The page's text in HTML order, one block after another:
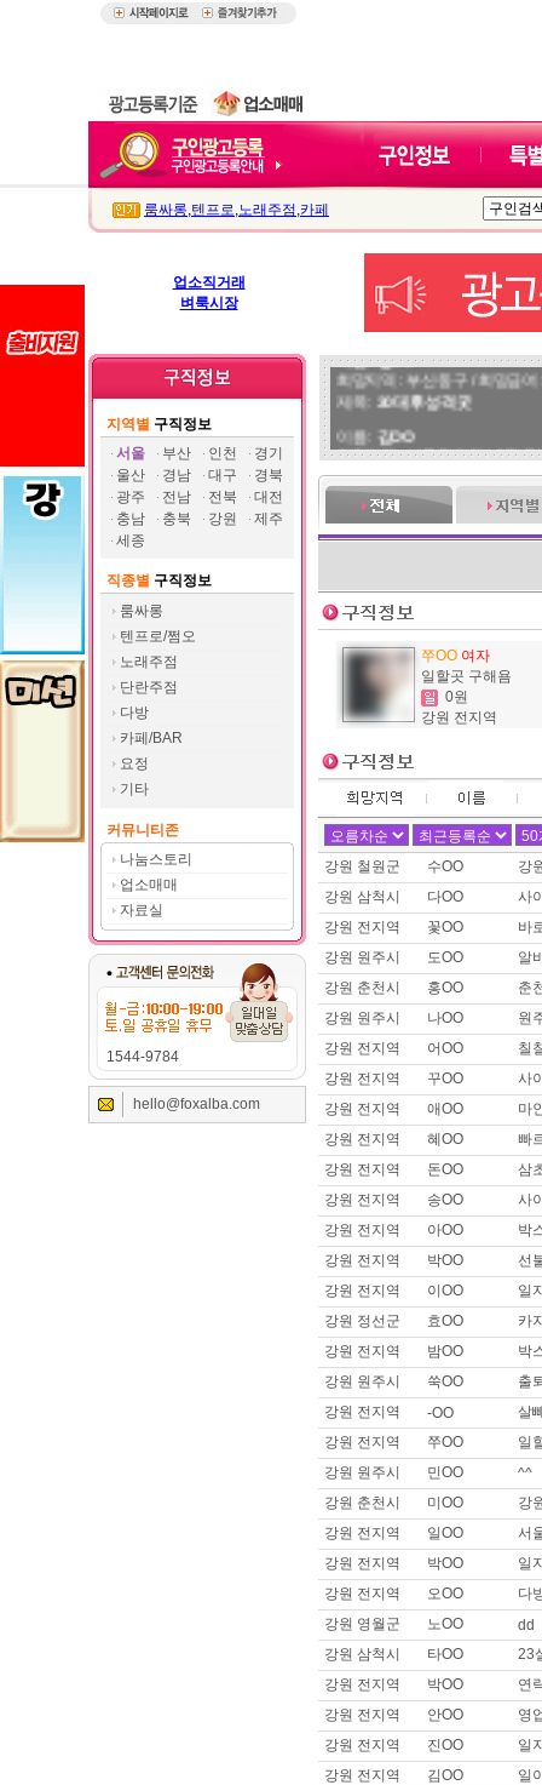
룸싸롱,텐프로,노래주점 ,카페
업소직거래
벼룩시장
지역별 구직정보
서울
부산 인천
경기
울산
경남 대구
경북
광주
전남 전북
대전
충남
충북 강원
제주
세종
직종별 구직정보
룸싸롱
텐프로/쩜오
노래주점
단란주점
다방
카페/BAR
요정
기타
커뮤니티존
나눔스토리
업소매매
자료실
1544-9784
hello@foxalba.com
이름 :정OO
희망지역 : 부산 동구 / 희망급
제목 : 30대후 성격굿
이름 : 김OO
희망지역 : 서울 전지역 / 희망
제목 :말 잘하는 77사이즈 모던
이름 :쿠OO
희망지역 : 서울 전지역 / 희망
희망지역 : 경기 고양시 / 희망
제목 : 여장시디 필요하신분 찾
이름 :두OO
희망지역 : 경기 수원시 / 희망
유흥쪽,밤일,운적일자리
희망지역 : 전남 신안군 / 희망
제목 :신안 다방
희망지역 : 전남 신안군 / 희망
제목 :다방일 구해요.
이름 :예OO
희망지역 : 경남 전지역 / 희망
제목 :애교많은 >_<예리 !! 열
이름 :덴OO
희망지역 : 서울 강남구 / 희망
제목 :센스넘치는 이십대 실장,
이름 :토OO
희망지역 : 경기 화성시 / 희망
제목 :구인구직합니다
이름 : 이OO
희망지역 : 서울 전지역 / 희망
제목 :안녕하세요
이름 :고OO
희망지역 : 경기 안산시 / 희망
제목 :사이즈 큰데 일 가능할까
이름 : 이OO
희망지역 : 경기 수원시 / 희망
제목 :자차 // 운전 실장 합니다
이름 :SOO
희망지역 : 경기 수원시 / 희망
제목 :안녕하세요
이름 :
세OO
희망지역 : 서울 강남구 / 희망
제목 :자차보유로 할수있는 일
이름 :트OO
희망지역 : 서울 전지역 / 희망
제목 :트젠선희
이름 :쇠OO
희망지역 : 서울 강서구 / 희망
제목 :매니저,실장급으로 구직
이름 :일OO
희망지역 : 부산 북구 / 희망급
제목 : 부산이구~일자리구해욥
이름 :으OO
희망지역 : 서울 강남구 / 희망
제목 :잘 부탁드립니다
쭈OO 여자
일할곳 구해욤
0원
강원 전지역
강원 철원군 수OO
강
강원 삼척시
다OO
사
강원 전지역
꽃OO
바
강원 원주시
도OO
알
강원 춘천시
홍OO
춘
강원 원주시
나OO
원
강원 전지역
어OO
칠
강원 전지역
꾸OO
사
강원 전지역
애OO
마
강원 전지역
혜OO
빠
강원 전지역
돈OO
삼
강원 전지역
송OO
사
강원 전지역
아OO
박
강원 전지역
박OO
선
강원 전지역
이OO
일
강원 정선군
효OO
카
강원 전지역
밤OO
박
강원 원주시
쑥OO
출
강원 전지역
-OO
살
강원 전지역
쭈OO
일
강원 원주시
민OO
^^
강원 춘천시
미OO
강
강원 전지역
일OO
서
강원 전지역
박OO
일
강원 전지역
오OO
다
강원 영월군
노OO
dd
강원 삼척시
타OO
23
강원 전지역
박OO
연
강원 전지역
안OO
영
강원 전지역
진OO
일
강원 전지역
김OO
일